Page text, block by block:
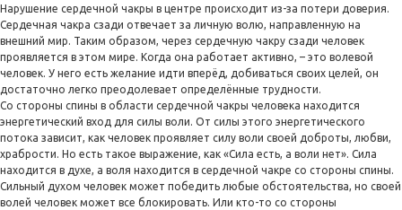
Нарушение сердечной чакры в центре происходит из-за потери доверия.
Сердечная чакра сзади отвечает за личную волю, направленную на
внешний мир. Таким образом, через сердечную чакру сзади человек
проявляется в этом мире. Когда она работает активно, – это волевой
человек. У него есть желание идти вперёд, добиваться своих целей, он
достаточно легко преодолевает определённые трудности.
Со стороны спины в области сердечной чакры человека находится
энергетический вход для силы воли. От силы этого энергетического
потока зависит, как человек проявляет силу воли своей доброты, любви,
храбрости. Но есть такое выражение, как «Сила есть, а воли нет». Сила
находится в духе, а воля находится в сердечной чакре со стороны спины.
Сильный духом человек может победить любые обстоятельства, но своей
волей человек может все блокировать. Или кто-то со стороны